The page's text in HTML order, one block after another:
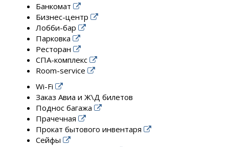
Банкомат
Бизнес-центр
Лобби-бар
Парковка
Ресторан
СПА-комплекс
Room-service
Wi-Fi
Заказ Авиа и Ж\Д билетов
Поднос багажа
Прачечная
Прокат бытового инвентаря
Сейфы